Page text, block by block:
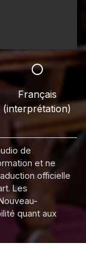
Français
(interprétation)
de
et ne
officielle
Les
quant aux